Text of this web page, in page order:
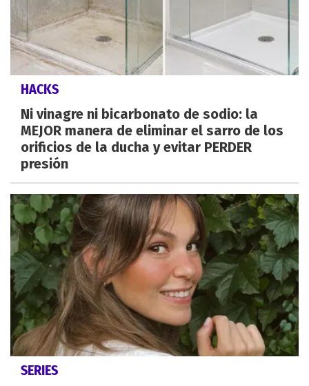
HACKS
Ni vinagre ni bicarbonato de sodio: la
MEJOR manera de eliminar el sarro de los
orificios de la ducha y evitar PERDER
presión
SERIES